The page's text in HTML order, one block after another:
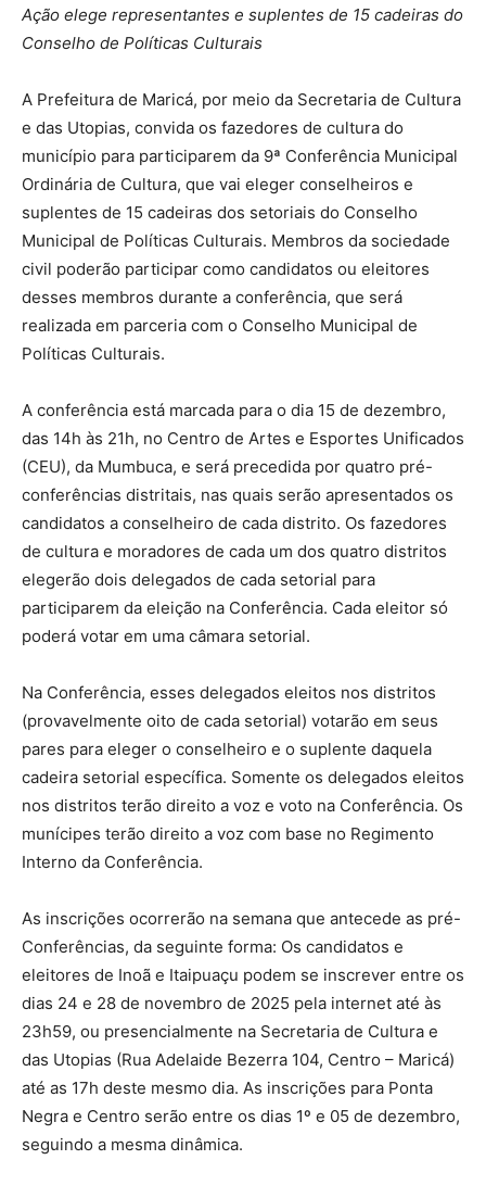
Ação elege representantes e suplentes de 15 cadeiras do
Conselho de Políticas Culturais
A Prefeitura de Maricá, por meio da Secretaria de Cultura
e das Utopias, convida os fazedores de cultura do
município para participarem da 9ª Conferência Municipal
Ordinária de Cultura, que vai eleger conselheiros e
suplentes de 15 cadeiras dos setoriais do Conselho
Municipal de Políticas Culturais. Membros da sociedade
civil poderão participar como candidatos ou eleitores
desses membros durante a conferência, que será
realizada em parceria com o Conselho Municipal de
Políticas Culturais.
A conferência está marcada para o dia 15 de dezembro,
das 14h às 21h, no Centro de Artes e Esportes Unificados
(CEU), da Mumbuca, e será precedida por quatro pré-
conferências distritais, nas quais serão apresentados os
candidatos a conselheiro de cada distrito. Os fazedores
de cultura e moradores de cada um dos quatro distritos
elegerão dois delegados de cada setorial para
participarem da eleição na Conferência. Cada eleitor só
poderá votar em uma câmara setorial.
Na Conferência, esses delegados eleitos nos distritos
(provavelmente oito de cada setorial) votarão em seus
pares para eleger o conselheiro e o suplente daquela
cadeira setorial específica. Somente os delegados eleitos
nos distritos terão direito a voz e voto na Conferência. Os
munícipes terão direito a voz com base no Regimento
Interno da Conferência.
As inscrições ocorrerão na semana que antecede as pré-
Conferências, da seguinte forma: Os candidatos e
eleitores de Inoã e Itaipuaçu podem se inscrever entre os
dias 24 e 28 de novembro de 2025 pela internet até às
23h59, ou presencialmente na Secretaria de Cultura e
das Utopias (Rua Adelaide Bezerra 104, Centro – Maricá)
até as 17h deste mesmo dia. As inscrições para Ponta
Negra e Centro serão entre os dias 1º e 05 de dezembro,
seguindo a mesma dinâmica.